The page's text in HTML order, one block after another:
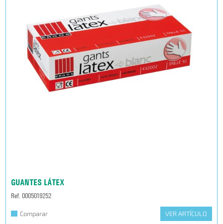
GUANTES LÁTEX
Ref. 0005019252
Comparar VER ARTÍCULO